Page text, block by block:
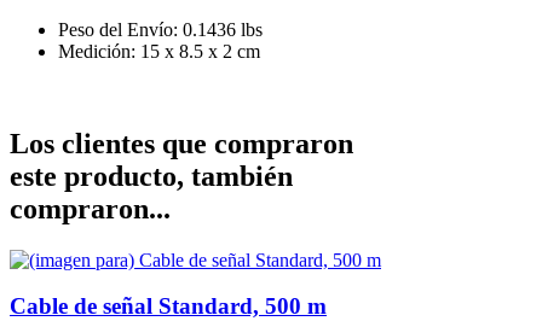
Peso del Envío: 0.1436 lbs
Medición: 15 x 8.5 x 2 cm
Los clientes que compraron
este producto, también
compraron...
Cable de señal Standard, 500 m